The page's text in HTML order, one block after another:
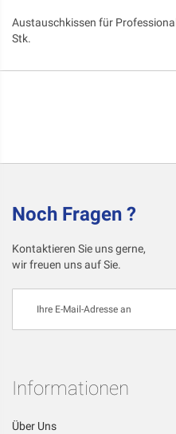
Austauschkissen für
Stk.
Noch Fragen ?
Kontaktieren Sie uns gerne,
wir freuen uns auf Sie.
sich
an:
Informationen
Über Uns